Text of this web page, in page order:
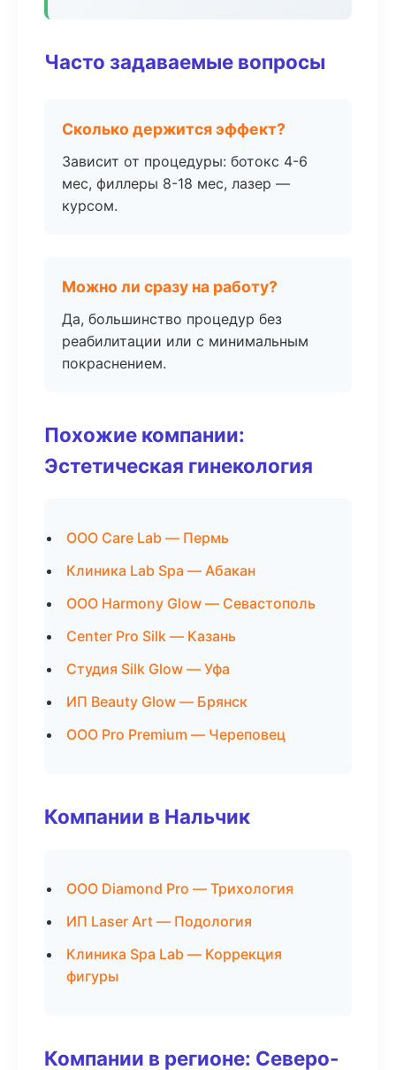
Часто задаваемые вопросы
Сколько держится эффект?
Зависит от процедуры: ботокс 4-6
мес, филлеры 8-18 мес, лазер —
курсом.
Можно ли сразу на работу?
Да, большинство процедур без
реабилитации или с минимальным
покраснением.
Похожие компании:
Эстетическая гинекология
ООО Care Lab — Пермь
Клиника Lab Spa — Абакан
ООО Harmony Glow — Севастополь
Center Pro Silk — Казань
Студия Silk Glow — Уфа
ИП Beauty Glow — Брянск
ООО Pro Premium — Череповец
Компании в Нальчик
ООО Diamond Pro — Трихология
ИП Laser Art — Подология
Клиника Spa Lab — Коррекция
фигуры
Компании в регионе: Северо-